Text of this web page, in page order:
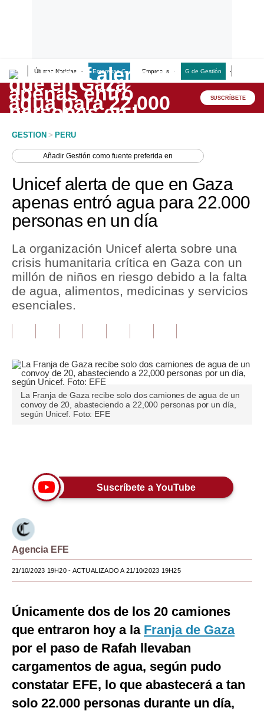
Últimas Noticias Empresas G Empresas G de Gestión
Lo último
Peru Quiosco
Economía
Mercados
Política
Tu Dinero
Finanzas Personales
Opinión
Editorial
Tendencias
Lujo
Viajes
Moda
Estilos
EEUU
España
Internacional
SUSCRÍBETE
GESTION > PERU
AñadirGestión como fuente preferida en
Unicef alerta de que en Gaza
apenas entró agua para 22.000
personas en un día
La organización Unicef alerta sobre una
crisis humanitaria crítica en Gaza con un
millón de niños en riesgo debido a la falta
de agua, alimentos, medicinas y servicios
esenciales.
La Franja de Gaza recibe solo dos camiones de agua de un
convoy de 20, abasteciendo a 22,000 personas por un día,
según Unicef. Foto: EFE
Suscríbete a YouTube
Agencia EFE
21/10/2023 19H20- ACTUALIZADO A 21/10/2023 19H25
Únicamente dos de los 20 camiones
que entraron hoy a la Franja de Gaza
por el paso de Rafah llevaban
cargamentos de agua, según pudo
constatar EFE, lo que abastecerá a tan
solo 22.000 personas durante un día,